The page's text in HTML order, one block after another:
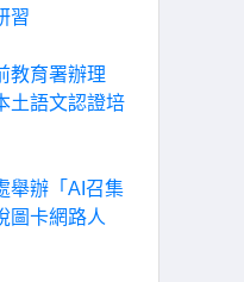
習
教育署辦理
土語文認證培
舉辦「AI召集
圖卡網路人